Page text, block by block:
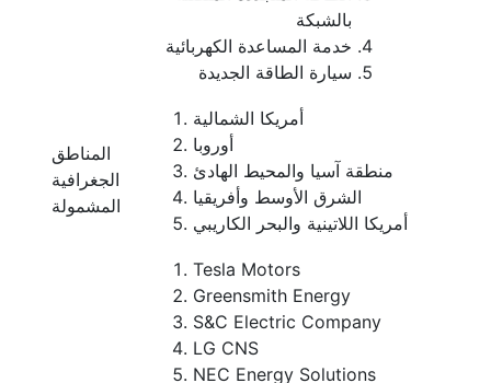
بالشبكة
خدمة المساعدة الكهربائية
سيارة الطاقة الجديدة
المناطق
الجغرافية
المشمولة
أمريكا الشمالية
أوروبا
منطقة آسيا والمحيط الهادئ
الشرق الأوسط وأفريقيا
أمريكا اللاتينية والبحر الكاريبي
Tesla Motors
Greensmith Energy
S&C Electric Company
LG CNS
NEC Energy Solutions